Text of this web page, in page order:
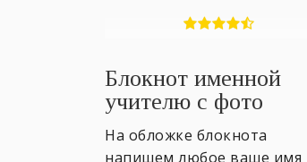
Блокнот именной
учителю с фото
На обложке блокнота
напишем любое ваше имя